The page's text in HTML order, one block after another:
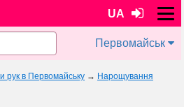
UA
Первомайськ
рук в Первомайську → Нарощування